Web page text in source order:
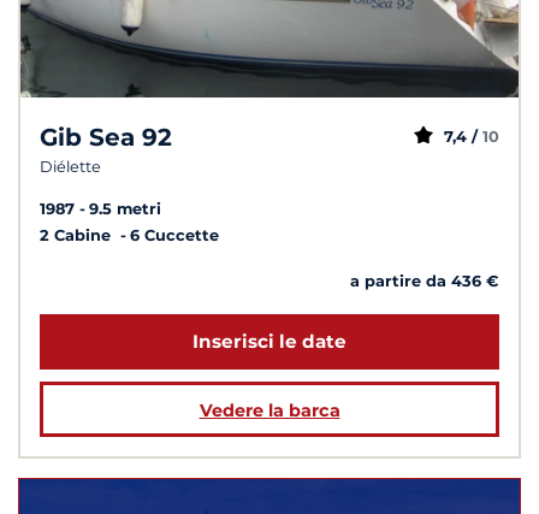
Gib Sea 92
Diélette
7,4 / 10
1987
9.5 metri
2 Cabine
6 Cuccette
a partire da 436 €
Inserisci le date
Vedere la barca